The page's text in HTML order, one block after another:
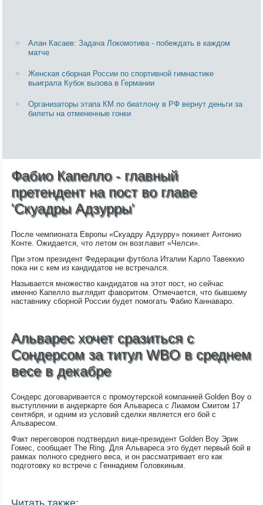
Алан Касаев: Задача Локомотива - побеждать в каждом
матче
Женская сборная России по спортивной гимнастике
выиграла Кубок вызова в Германии
Организаторы этапа КМ по биатлону в РФ вернут деньги за
билеты на отмененные гонки
Фабио Капелло - главный
претендент на пост во главе
'Скуадры Адзурры'
После чемпионата Европы «Скуадру Адзурру» покинет Антонио
Конте. Ожидается, что летом он возглавит «Челси».
При этом президент Федерации футбола Италии Карло Тавеккио
пока ни с кем из кандидатов не встречался.
Называется множество кандидатов на этот пост, но сейчас
именно Капелло выглядит фаворитом. Отмечается, что бывшему
наставнику сборной России будет помогать Фабио Каннаваро.
Альварес хочет сразиться с
Сондерсом за титул WBO в среднем
весе в декабре
Сондерс договаривается с промоутерской компанией Golden Boy о
выступлении в андеркарте боя Альвареса с Лиамом Смитом 17
сентября, и одним из условий сделки является его бой с
Альваресом.
Факт переговоров подтвердил вице-президент Golden Boy Эрик
Гомес, сообщает The Ring. Для Альвареса это будет первый бой в
рамках полного среднего веса, и он рассматривает его как
подготовку ко встрече с Геннадием Головкиным.